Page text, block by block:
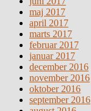
maj 2017
april 2017
marts 2017
februar 2017
januar 2017
december 2016
november 2016
oktober 2016
september 2016